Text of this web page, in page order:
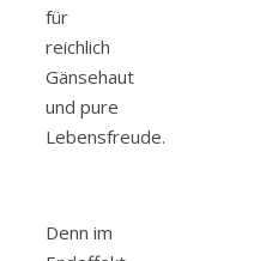
für
reichlich
Gänsehaut
und pure
Lebensfreude.
Denn im